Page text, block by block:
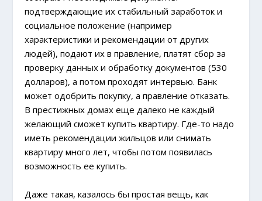
подтверждающие их стабильный заработок и
социальное положение (например
характеристики и рекомендации от других
людей), подают их в правление, платят сбор за
проверку данных и обработку документов (530
долларов), а потом проходят интервью. Банк
может одобрить покупку, а правление отказать.
В престижных домах еще далеко не каждый
желающий сможет купить квартиру. Где-то надо
иметь рекомендации жильцов или снимать
квартиру много лет, чтобы потом появилась
возможность ее купить.
Даже такая, казалось бы простая вещь, как